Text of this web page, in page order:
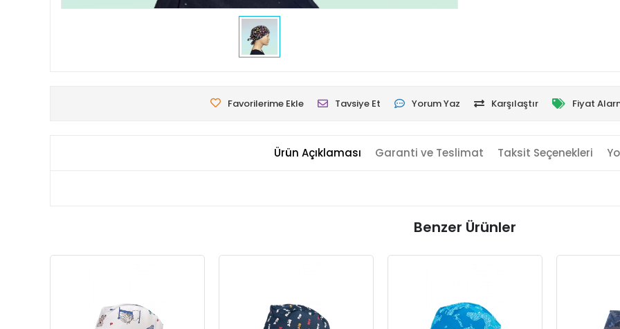
Favorilerime Ekle Tavsiye Et Yorum Yaz Karşılaştır Fiyat
Ürün Açıklaması Garanti ve Teslimat Taksit Seçenekleri
Benzer Ürünler